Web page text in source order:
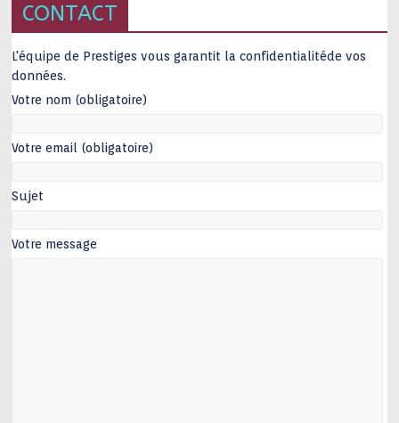
CONTACT
L'équipe de Prestiges vous garantit la confidentialitéde vos
données.
Votre nom (obligatoire)
Votre email (obligatoire)
Sujet
Votre message